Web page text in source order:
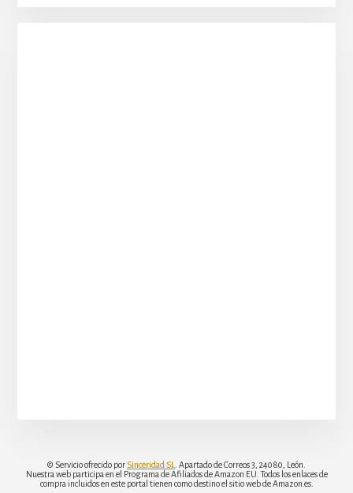
© Servicio ofrecido por Sinceridad SL
. Apartado de Correos 3, 24080, León.
Nuestra web participa en el Programa de Afiliados de Amazon EU. Todos los enlaces de
compra incluidos en este portal tienen como destino el sitio web de Amazon.es.